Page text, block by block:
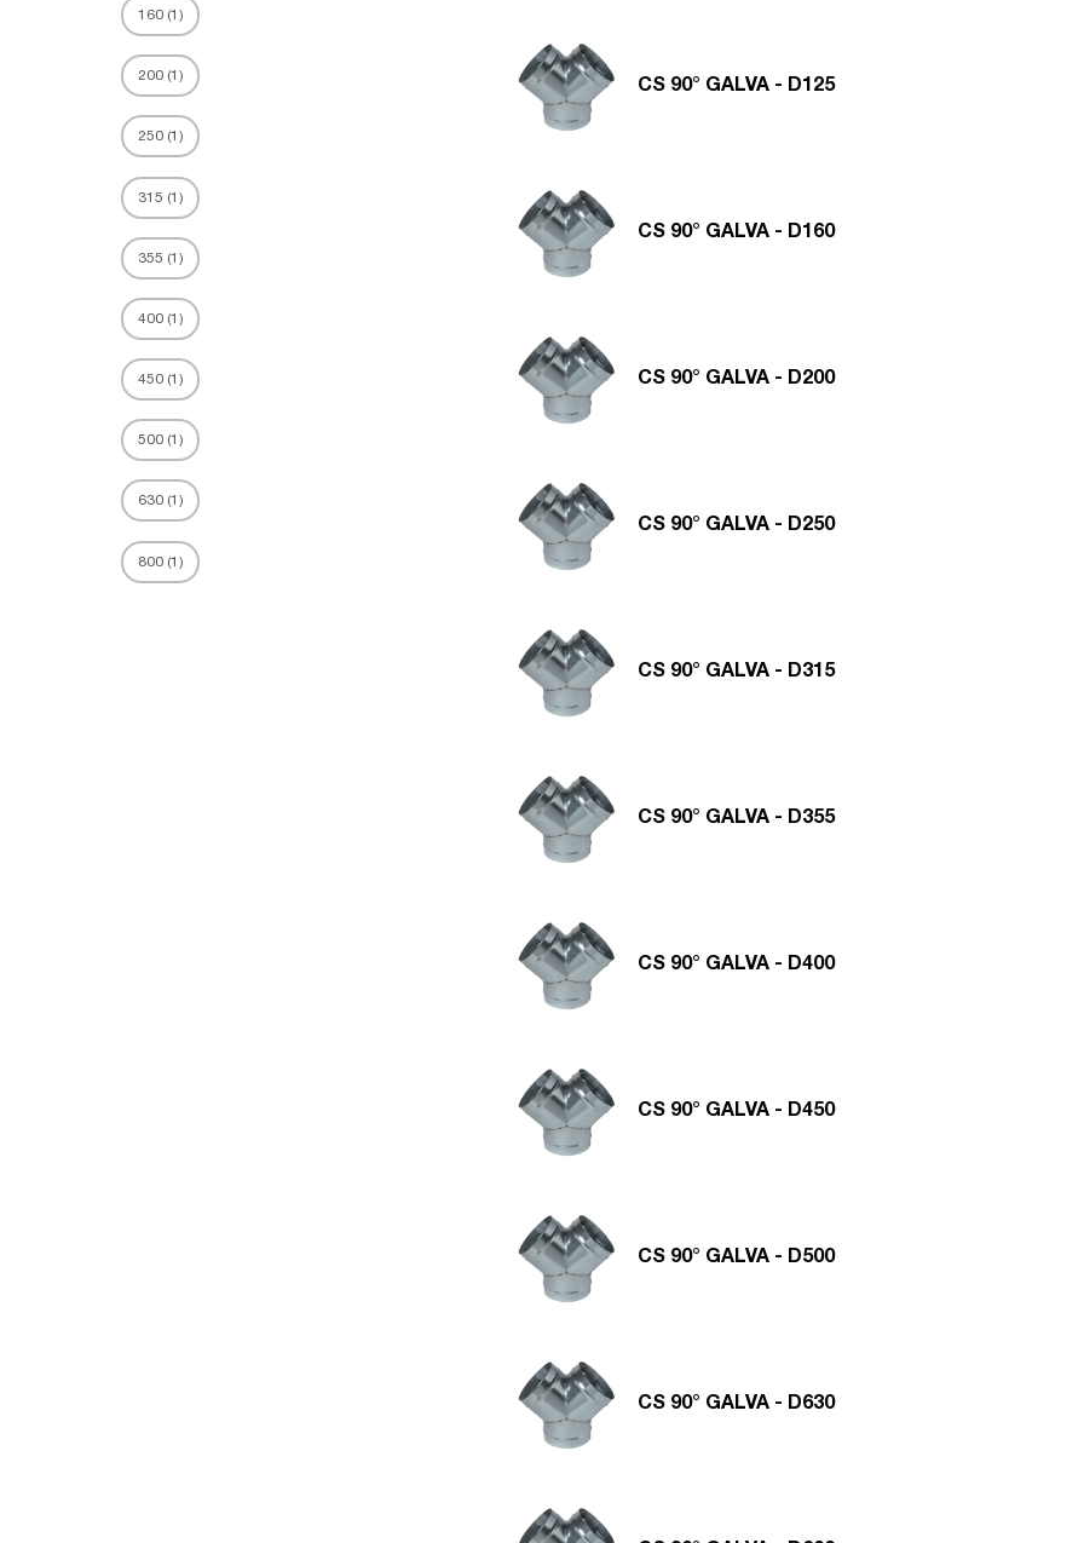
160 (1 )
200 (1 )
250 (1 )
315 (1 )
355 (1 )
400 (1 )
450 (1 )
500 (1 )
630 (1 )
800 (1 )
CS 90° GALVA - D125
CS 90° GALVA - D160
CS 90° GALVA - D200
CS 90° GALVA - D250
CS 90° GALVA - D315
CS 90° GALVA - D355
CS 90° GALVA - D400
CS 90° GALVA - D450
CS 90° GALVA - D500
CS 90° GALVA - D630